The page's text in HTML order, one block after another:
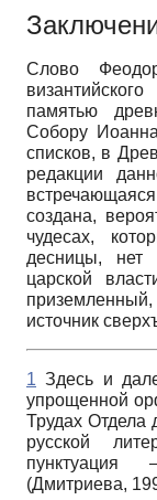
Слово
памятью
Собору
списков, в
редакции
создана,
чудесах,
десницы, нет
царской
источник
1 Здесь и
упрощенной
Трудах Отдела
русской
(Дмитриева,